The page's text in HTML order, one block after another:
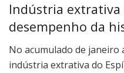
Indústria extrativa
desempenho da
No acumulado de janeiro
indústria extrativa do